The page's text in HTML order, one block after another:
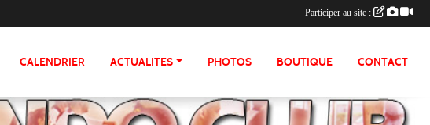
CALENDRIER ACTUALITES PHOTOS BOUTIQUE CONTACT
Participer au site :